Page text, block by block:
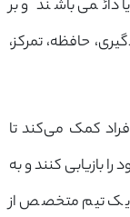
دائمی باشند و بر
حافظه، تمرکز،
کمک می‌کند تا
بازیابی کنند و به
یک تیم متخصص از